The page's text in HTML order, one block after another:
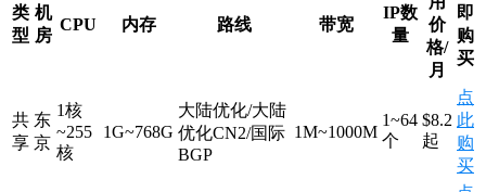
类
型
机
房
CPU 内存 路线 带宽
IP数
量
价
格/
月
即
购
买
共
享
东
京
1核
~255
核
1G~768G
大陆优化/大陆
优化CN2/国际
BGP
1M~1000M
1~64
个
$8.2
起
点
此
购
买